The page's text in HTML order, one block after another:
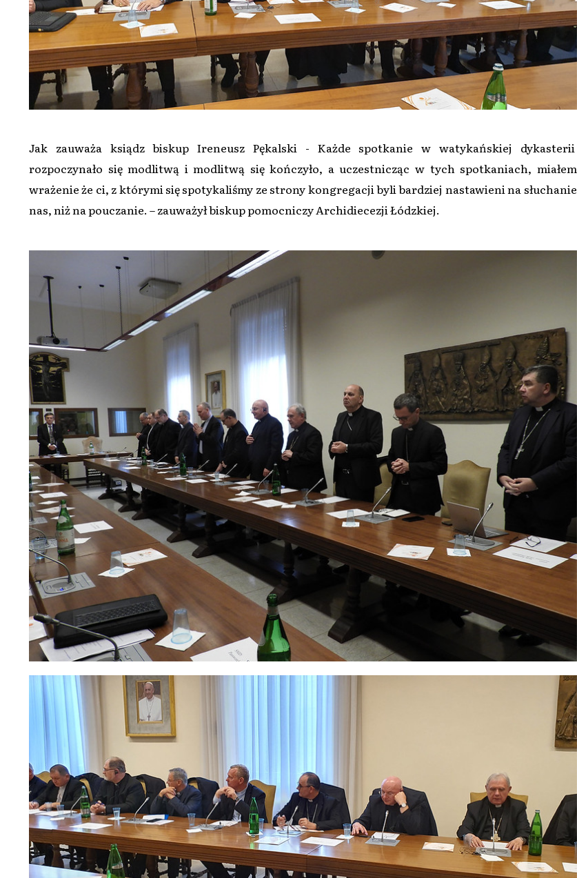
Jak zauważa ksiądz biskup Ireneusz Pękalski - Każde spotkanie w watykańskiej dykasterii
rozpoczynało się modlitwą i modlitwą się kończyło, a uczestnicząc w tych spotkaniach, miałem
wrażenie że ci, z którymi się spotykaliśmy ze strony kongregacji byli bardziej nastawieni na słuchanie
nas, niż na pouczanie. – zauważył biskup pomocniczy Archidiecezji Łódzkiej.